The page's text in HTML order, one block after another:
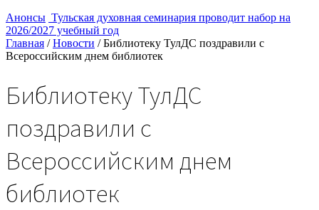
Анонсы Тульская духовная семинария проводит набор на
2026/2027 учебный год
Главная / Новости / Библиотеку ТулДС поздравили с
Всероссийским днем библиотек
Библиотеку ТулДС
поздравили с
Всероссийским днем
библиотек